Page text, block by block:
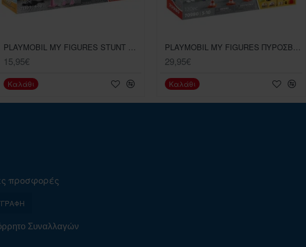
15,95€
Καλάθι
29,95€
Καλάθι
προσφορές
Συναλλαγών